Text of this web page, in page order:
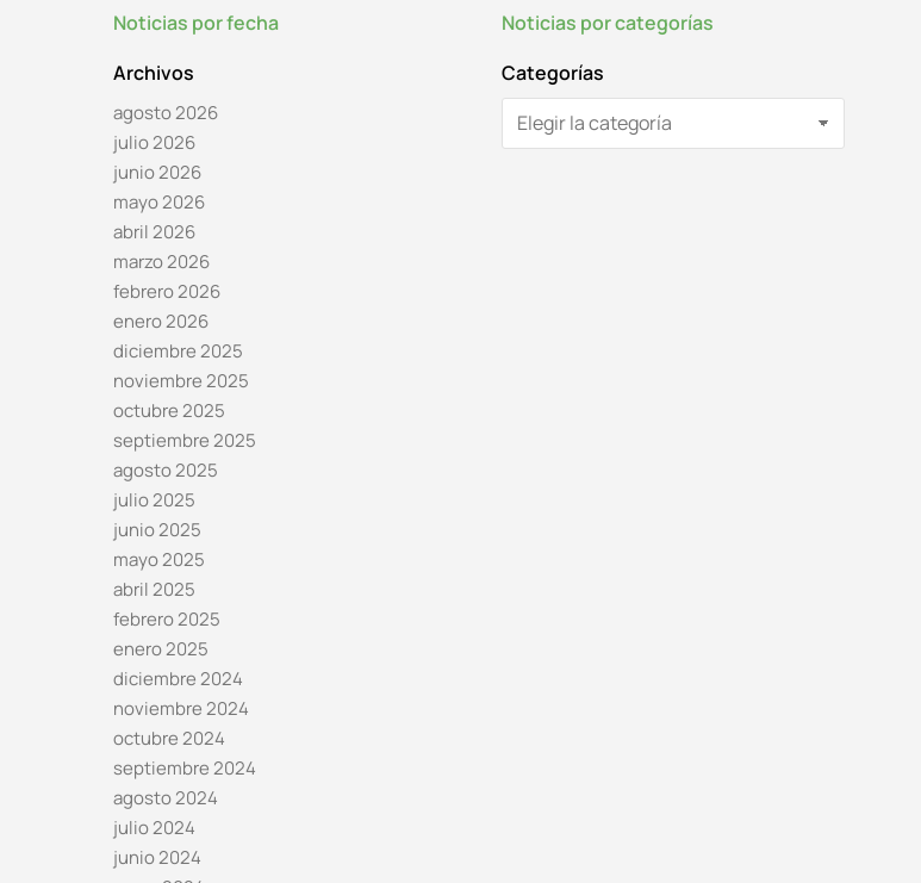
Noticias por fecha
Archivos
agosto 2026
julio 2026
junio 2026
mayo 2026
abril 2026
marzo 2026
febrero 2026
enero 2026
diciembre 2025
noviembre 2025
octubre 2025
septiembre 2025
agosto 2025
julio 2025
junio 2025
mayo 2025
abril 2025
febrero 2025
enero 2025
diciembre 2024
noviembre 2024
octubre 2024
septiembre 2024
agosto 2024
julio 2024
junio 2024
Noticias por categorías
Categorías